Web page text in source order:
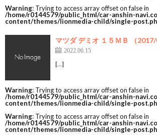
Warning: Trying to access array offset on false in
/home/r0144579/public_html/car-anshin-
content/themes/lionmedia-child/single-
マツダ デミオ １５ＭＢ （2017/
2022.06.15
[…]
Warning: Trying to access array offset on false in
/home/r0144579/public_html/car-anshin-
content/themes/lionmedia-child/single-
Warning: Trying to access array offset on false in
/home/r0144579/public_html/car-anshin-
content/themes/lionmedia-child/single-